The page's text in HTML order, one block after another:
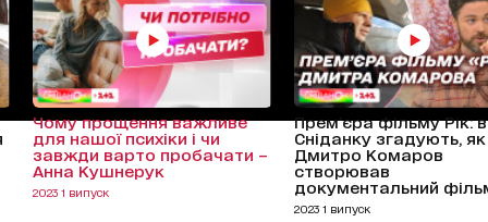
Чому прощення важливе
для нашої психіки і чи
завжди варто пробачати –
Анна Кушнерук
2023 1 випуск
Прем'єра фільму Рік:
Сніданку згадують, як
Дмитро Комаров
створював
документальний
2023 1 випуск